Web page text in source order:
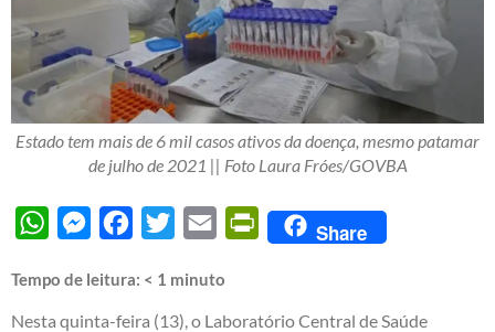
Estado tem mais de 6 mil casos ativos da doença, mesmo patamar
de julho de 2021 || Foto Laura Fróes/GOVBA
WhatsAppMessengerFacebook
Twitter Email PrintFriendly
Share
Tempo de leitura: < 1 minuto
Nesta quinta-feira (13), o Laboratório Central de Saúde